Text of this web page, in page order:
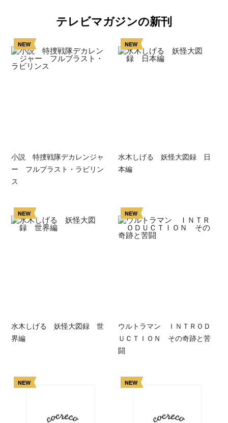
テレビマガジンの新刊
NEW
小説 特捜戦隊デカレンジャ
ー フルブラスト・ラビリン
ス
NEW
水木しげる 妖怪大図録 日
本編
NEW
水木しげる 妖怪大図録 世
界編
NEW
ウルトラマン ＩＮＴＲＯＤ
ＵＣＴＩＯＮ その奇跡と苦
闘
NEW NEW